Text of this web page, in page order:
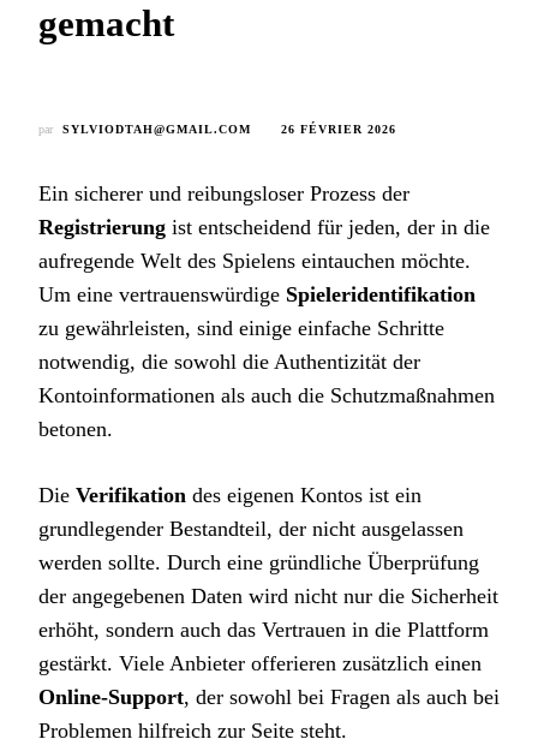
gemacht
par SYLVIODTAH@GMAIL.COM 26 FÉVRIER 2026
Ein sicherer und reibungsloser Prozess der
Registrierung ist entscheidend für jeden, der in die
aufregende Welt des Spielens eintauchen möchte.
Um eine vertrauenswürdige Spieleridentifikation
zu gewährleisten, sind einige einfache Schritte
notwendig, die sowohl die Authentizität der
Kontoinformationen als auch die Schutzmaßnahmen
betonen.
Die Verifikation des eigenen Kontos ist ein
grundlegender Bestandteil, der nicht ausgelassen
werden sollte. Durch eine gründliche Überprüfung
der angegebenen Daten wird nicht nur die Sicherheit
erhöht, sondern auch das Vertrauen in die Plattform
gestärkt. Viele Anbieter offerieren zusätzlich einen
Online-Support, der sowohl bei Fragen als auch bei
Problemen hilfreich zur Seite steht.